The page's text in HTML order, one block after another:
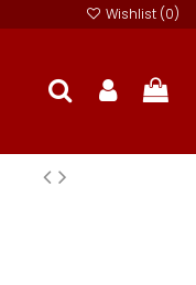
Wishlist (0)